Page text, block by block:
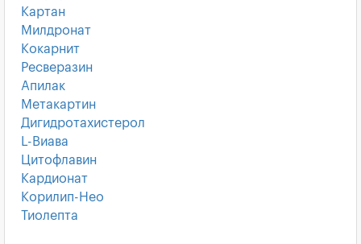
Картан
Милдронат
Кокарнит
Ресверазин
Апилак
Метакартин
Дигидротахистерол
L-Виава
Цитофлавин
Кардионат
Корилип-Нео
Тиолепта